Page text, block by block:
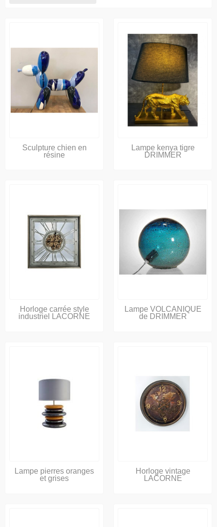
Sculpture chien en
résine
Lampe kenya tigre
DRIMMER
Horloge carrée style
industriel LACORNE
Lampe VOLCANIQUE
de DRIMMER
Lampe pierres oranges
et grises
Horloge vintage
LACORNE